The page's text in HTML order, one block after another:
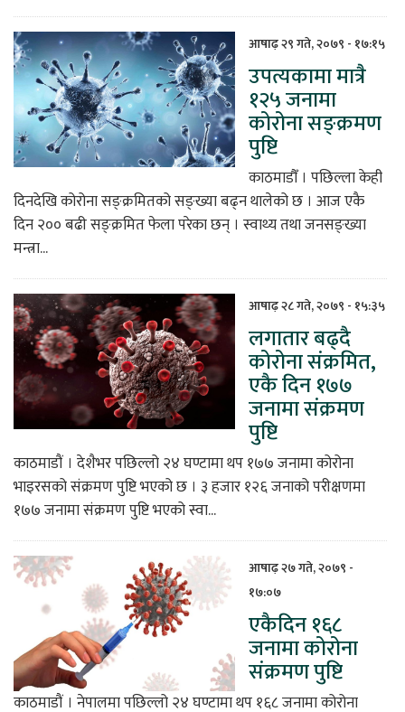
आषाढ़ २९ गते, २०७९ - १७:१५
उपत्यकामा मात्रै
१२५ जनामा
कोरोना सङ्क्रमण
पुष्टि
काठमाडौँ । पछिल्ला केही
दिनदेखि कोरोना सङ्क्रमितको सङ्ख्या बढ्न थालेको छ । आज एकै
दिन २०० बढी सङ्क्रमित फेला परेका छन् । स्वाथ्य तथा जनसङ्ख्या
मन्त्रा...
आषाढ़ २८ गते, २०७९ - १५:३५
लगातार बढ्दै
कोरोना संक्रमित,
एकै दिन १७७
जनामा संक्रमण
पुष्टि
काठमाडौं । देशैभर पछिल्लो २४ घण्टामा थप १७७ जनामा कोरोना
भाइरसको संक्रमण पुष्टि भएको छ । ३ हजार १२६ जनाको परीक्षणमा
१७७ जनामा संक्रमण पुष्टि भएको स्वा...
आषाढ़ २७ गते, २०७९ -
१७:०७
एकैदिन १६८
जनामा कोरोना
संक्रमण पुष्टि
काठमाडौं । नेपालमा पछिल्लो २४ घण्टामा थप १६८ जनामा कोरोना